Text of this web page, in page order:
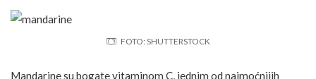
FOTO: SHUTTERSTOCK
Mandarine su bogate vitaminom C, jednim od najmoćnijih